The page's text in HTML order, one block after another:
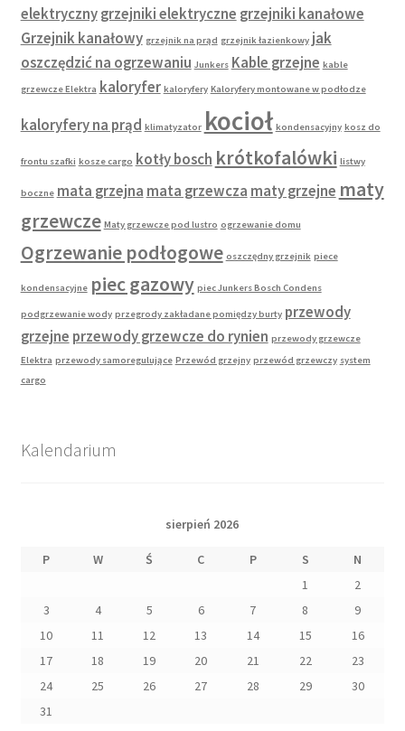
elektryczny grzejniki elektryczne grzejniki kanałowe
Grzejnik kanałowy grzejnik na prąd grzejnik łazienkowy jak
oszczędzić na ogrzewaniu Junkers Kable grzejne kable
grzewcze Elektra kaloryfer kaloryfery Kaloryfery montowane w podłodze
kaloryfery na prąd klimatyzator kocioł kondensacyjny kosz do
frontu szafki kosze cargo kotły bosch krótkofalówki listwy
boczne mata grzejna mata grzewcza maty grzejne maty
grzewcze Maty grzewcze pod lustro ogrzewanie domu
Ogrzewanie podłogowe oszczędny grzejnik piece
kondensacyjne piec gazowy piec Junkers Bosch Condens
podgrzewanie wody przegrody zakładane pomiędzy burty przewody
grzejne przewody grzewcze do rynien przewody grzewcze
Elektra przewody samoregulujące Przewód grzejny przewód grzewczy system
cargo
Kalendarium
sierpień 2026
P W Ś C P S
N
1
2
3
4 5 6 7 8
9
10
11 12 13 14 15
16
17
18 19 20 21 22
23
24
25 26 27 28 29
30
31